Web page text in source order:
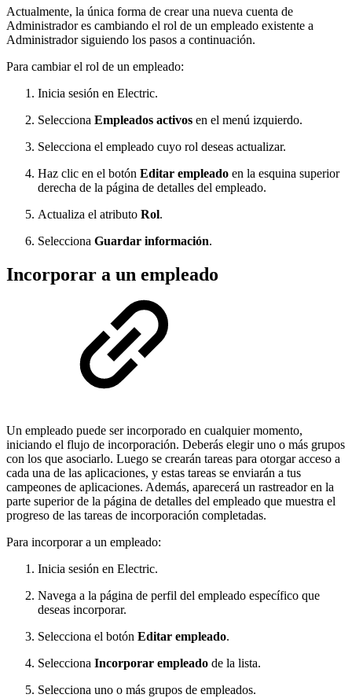
Actualmente, la única forma de crear una nueva cuenta de
Administrador es cambiando el rol de un empleado existente a
Administrador siguiendo los pasos a continuación.
Para cambiar el rol de un empleado:
Inicia sesión en Electric.
Selecciona Empleados activos en el menú izquierdo.
Selecciona el empleado cuyo rol deseas actualizar.
Haz clic en el botón Editar empleado en la esquina superior
derecha de la página de detalles del empleado.
Actualiza el atributo Rol.
Selecciona Guardar información.
Incorporar a un empleado
Un empleado puede ser incorporado en cualquier momento,
iniciando el flujo de incorporación. Deberás elegir uno o más grupos
con los que asociarlo. Luego se crearán tareas para otorgar acceso a
cada una de las aplicaciones, y estas tareas se enviarán a tus
campeones de aplicaciones. Además, aparecerá un rastreador en la
parte superior de la página de detalles del empleado que muestra el
progreso de las tareas de incorporación completadas.
Para incorporar a un empleado:
Inicia sesión en Electric.
Navega a la página de perfil del empleado específico que
deseas incorporar.
Selecciona el botón Editar empleado.
Selecciona Incorporar empleado de la lista.
Selecciona uno o más grupos de empleados.